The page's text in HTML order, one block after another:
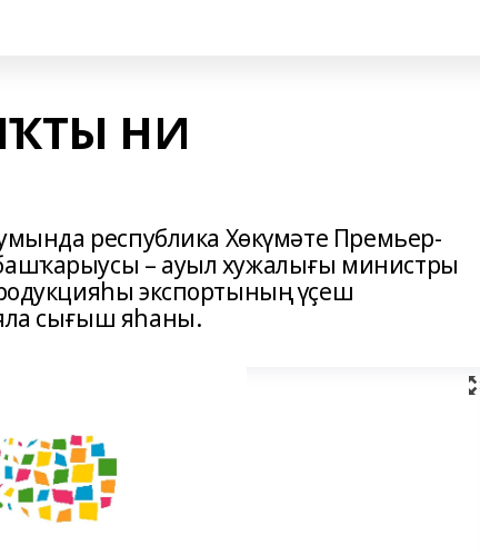
НИ
республика Хөкүмәте Премьер-
– ауыл хужалығы министры
экспортының үҫеш
сығыш яһаны.